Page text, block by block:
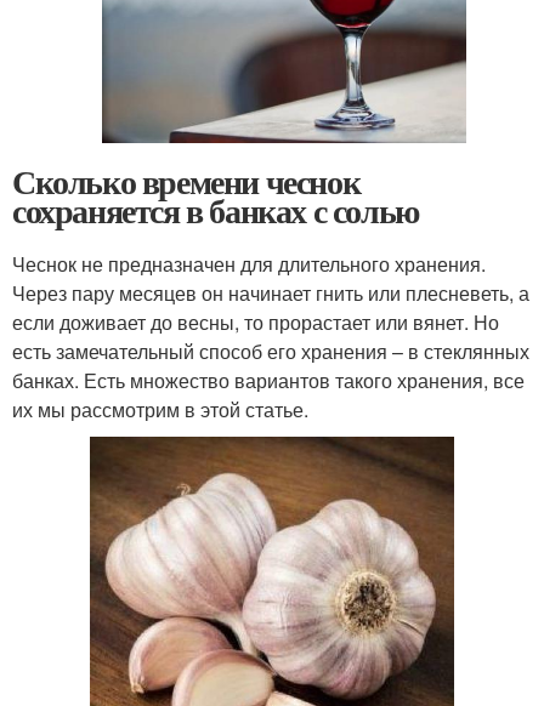
Сколько времени чеснок
сохраняется в банках с солью
Чеснок не предназначен для длительного хранения.
Через пару месяцев он начинает гнить или плесневеть, а
если доживает до весны, то прорастает или вянет. Но
есть замечательный способ его хранения – в стеклянных
банках. Есть множество вариантов такого хранения, все
их мы рассмотрим в этой статье.